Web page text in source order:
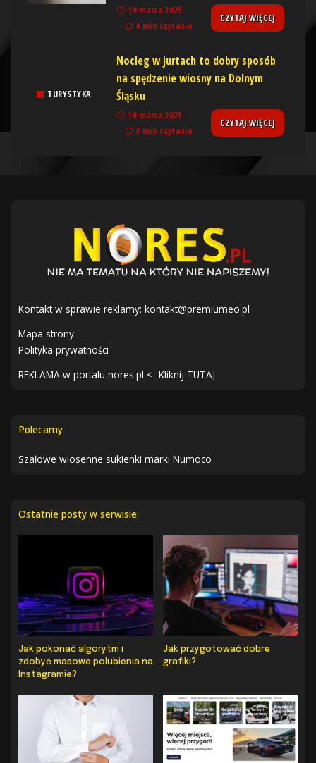
19 marca 2025
4 min czytania
CZYTAJ WIĘCEJ
TURYSTYKA
Nocleg w jurtach to dobry sposób
na spędzenie wiosny na Dolnym
Śląsku
10 marca 2025
3 min czytania
CZYTAJ WIĘCEJ
Kontakt w sprawie reklamy: kontakt@premiumeo.pl
Mapa strony
Polityka prywatności
REKLAMA w portalu nores.pl <- Kliknij TUTAJ
Polecamy
Szałowe wiosenne sukienki marki Numoco
Ostatnie posty w serwisie:
Jak pokonać algorytm i
zdobyć masowe polubienia na
Instagramie?
Jak przygotować dobre
grafiki?